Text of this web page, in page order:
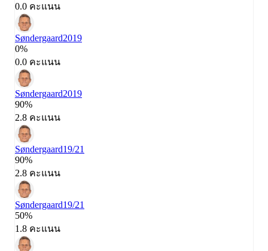
0.0 คะแนน
Søndergaard2019
0%
0.0 คะแนน
Søndergaard2019
90%
2.8 คะแนน
Søndergaard19/21
90%
2.8 คะแนน
Søndergaard19/21
50%
1.8 คะแนน